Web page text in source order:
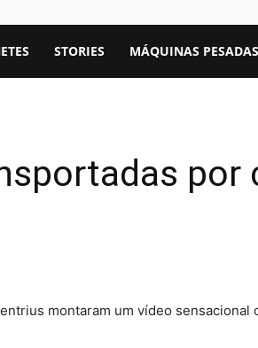
STORIES MÁQUINAS PESADAS
por
montaram um vídeo sensacional